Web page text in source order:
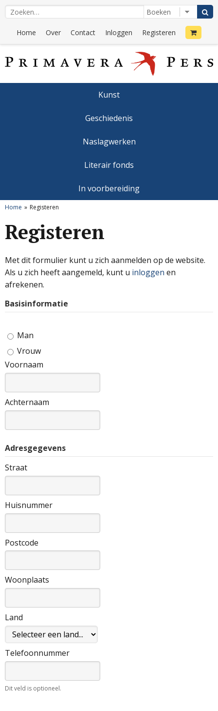
Home Over Contact Inloggen Registeren
Kunst
Geschiedenis
Naslagwerken
Literair fonds
In voorbereiding
Home Registeren
Registeren
Met dit formulier kunt u zich aanmelden op de website.
Als u zich heeft aangemeld, kunt u inloggen en
afrekenen.
Basisinformatie
Man
Vrouw
Voornaam
Achternaam
Adresgegevens
Straat
Huisnummer
Postcode
Woonplaats
Land
Telefoonnummer
Dit veld is optioneel.